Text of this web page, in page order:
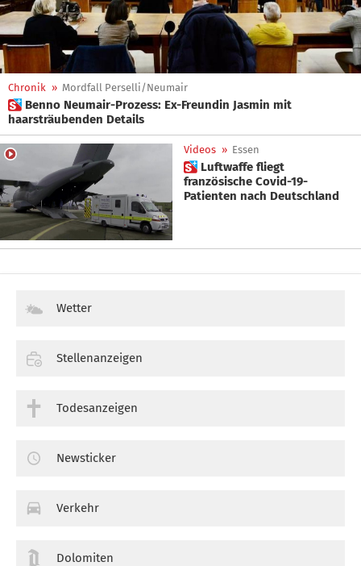
Chronik » Mordfall Perselli/Neumair
 Benno Neumair-Prozess: Ex-Freundin Jasmin mit
haarsträubenden Details
Videos » Essen
 Luftwaffe fliegt
französische Covid-19-
Patienten nach Deutschland
Wetter
Stellenanzeigen
Todesanzeigen
Newsticker
Verkehr
Dolomiten